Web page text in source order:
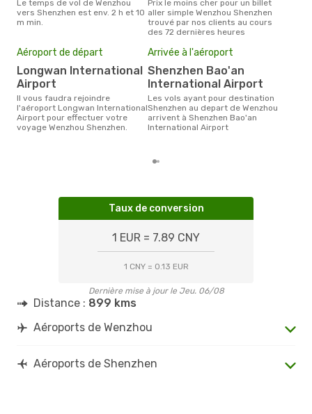
Le temps de vol de Wenzhou
vers Shenzhen est env. 2 h et 10
m min.
Prix le moins cher pour un billet
aller simple Wenzhou Shenzhen
trouvé par nos clients au cours
des 72 dernières heures
Aéroport de départ
Longwan International
Airport
Il vous faudra rejoindre
l'aéroport Longwan International
Airport pour effectuer votre
voyage Wenzhou Shenzhen.
Arrivée à l'aéroport
Shenzhen Bao'an
International Airport
Les vols ayant pour destination
Shenzhen au depart de Wenzhou
arrivent à Shenzhen Bao'an
International Airport
Taux de conversion
1 EUR = 7.89 CNY
1 CNY = 0.13 EUR
Dernière mise à jour le Jeu. 06/08
Distance : 899 kms
Aéroports de Wenzhou
Aéroports de Shenzhen